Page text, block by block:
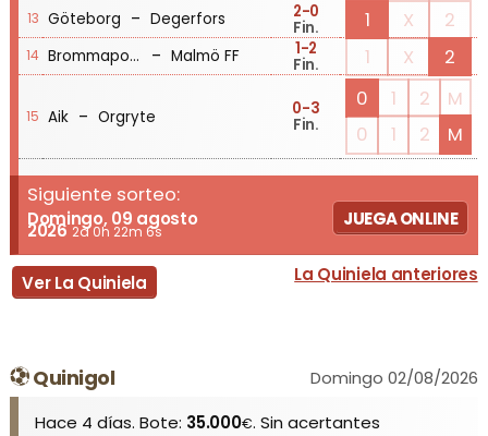
13 Göteborg - Degerfors 2-0
Fin. 1 X 2
14 Brommapojkarna - Malmö FF 1-2
Fin. 1 X 2
15 Aik - Orgryte 0-3
Fin.
0 1 2
M
0
1 2 M
Siguiente sorteo:
Domingo, 09 agosto
2026 2d 0h 22m 6s
JUEGA ONLINE
Ver La Quiniela La Quiniela anteriores
Quinigol
Domingo 02/08/2026
Hace 4 días. Bote: 35.000€. Sin acertantes